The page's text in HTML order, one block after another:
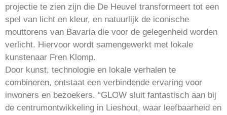
projectie te zien zijn die De Heuvel transformeert tot een
spel van licht en kleur, en natuurlijk de iconische
mouttorens van Bavaria die voor de gelegenheid worden
verlicht. Hiervoor wordt samengewerkt met lokale
kunstenaar Fren Klomp.
Door kunst, technologie en lokale verhalen te
combineren, ontstaat een verbindende ervaring voor
inwoners en bezoekers. “GLOW sluit fantastisch aan bij
de centrumontwikkeling in Lieshout, waar leefbaarheid en